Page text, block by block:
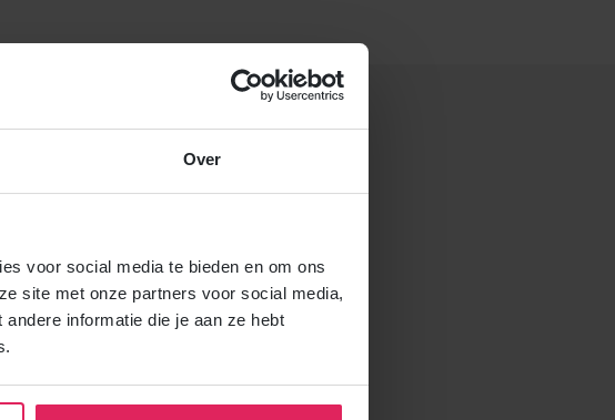
Over
voor social media te bieden en om ons
site met onze partners voor social media,
informatie die je aan ze hebt